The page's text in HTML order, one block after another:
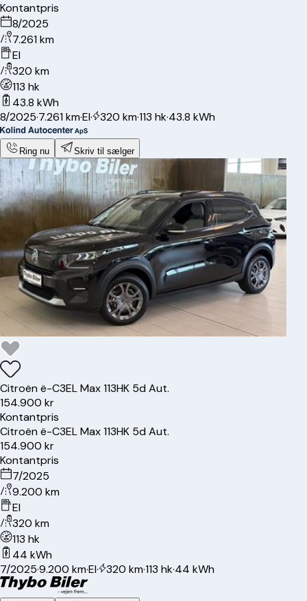
Kontantpris
8/2025
7.261 km
El
320 km
113 hk
43.8 kWh
8/2025·7.261 km·El· 320 km·113 hk·43.8 kWh
Ring nu Skriv til sælger
Citroënë-C3EL Max 113HK 5d Aut.
154.900 kr
Kontantpris
Citroënë-C3EL Max 113HK 5d Aut.
154.900 kr
Kontantpris
7/2025
9.200 km
El
320 km
113 hk
44 kWh
7/2025·9.200 km·El· 320 km·113 hk·44 kWh